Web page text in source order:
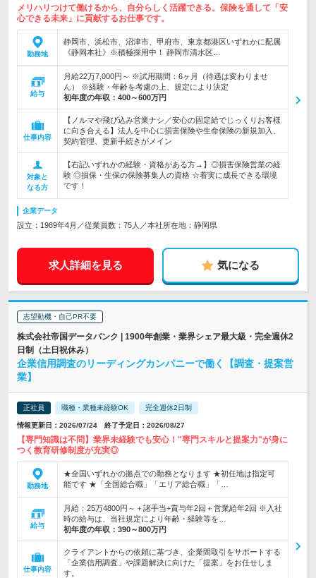
メリハリつけて働けるから、自分らしく活躍できる。保険を通して「安
心できる未来」に貢献するお仕事です。
勤務地
静岡市、浜松市、沼津市、甲府市、東京都港区いずれかに配属
《静岡本社》※積極採用中！ 静岡市清水区…
給与
月給22万7,000円～ ※試用期間：6ヶ月（待遇は変わりませ
ん） ※経験・年齢を考慮の上、規定により決定
初年度の年収： 400～600万円
仕事内容
【ノルマや飛び込み営業ナシ／安心の固定給でじっくりお客様
に向き合える】法人を中心に損害保険や生命保険の新規加入、
契約管理、更新手続きがメイン
対象と
なる方
【右記いずれかの経験・資格がある方→】◎損害保険営業の経
験 ◎損保・生保の保険募集人の資格 ☆着実に成長できる環境
です！
企業データ
設立：1989年4月／従業員数：75人／本社所在地：静岡県
求人詳細を見る 気になる
志望動機・自己PR不要
株式会社帝国データバンク | 1900年創業・業界シェア最大級・完全週休2
日制（土日祝休み）
企業信用調査のリーディングカンパニーで働く【調査・提案営
業】
正社員 職種・業種未経験OK 完全週休2日制
情報更新日：2026/07/24 終了予定日：2026/08/27
【専門知識は不問】業界未経験でも安心！"専門スキルと提案力"が身に
つく教育研修制度が充実◎
勤務地
★全国いずれかの拠点での勤務となります ★初任地は指定可
能です ★「全国総合職」「エリア総合職」「…
給与
月給：25万4800円～＋諸手当+賞与年2回＋営業給年2回 ※入社
時の給与は、当社規定により年齢・経験等を…
初年度の年収： 390～800万円
仕事内容
クライアントからの依頼に基づき、企業間取引をサポートする
「企業信用調査」や課題解決に向けた「提案」をお任せしま
す。